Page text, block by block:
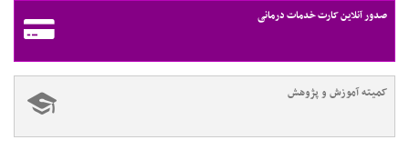
صدور آنلاین کارت خدمات درمانی
کمیته آموزش و پژوهش